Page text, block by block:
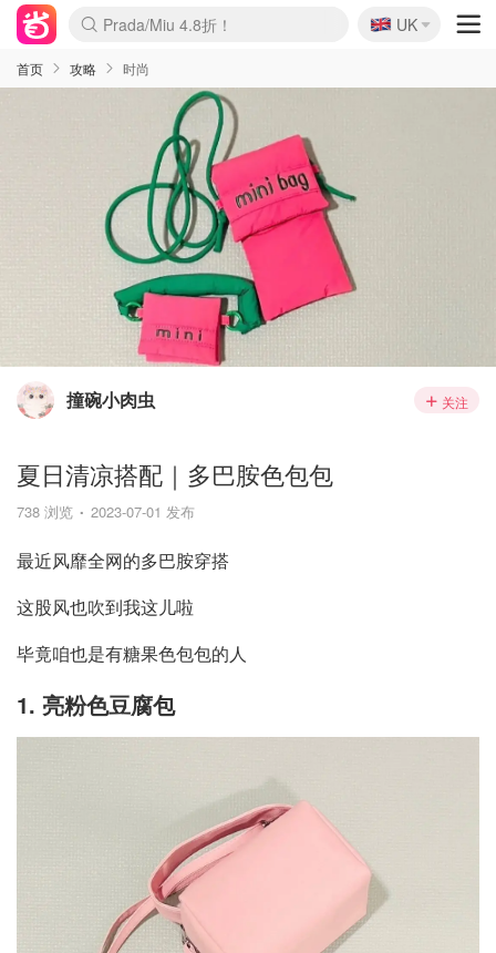
麦卢卡蜂蜜夏促！个位数！
Prada/Miu 4.8折！
啥？必胜客披萨5折！
🇬🇧
UK
首页 攻略 时尚
撞碗小肉虫 关注
夏日清凉搭配｜多巴胺色包包
738 浏览 2023-07-01 发布
最近风靡全网的多巴胺穿搭
这股风也吹到我这儿啦
毕竟咱也是有糖果色包包的人
1. 亮粉色豆腐包